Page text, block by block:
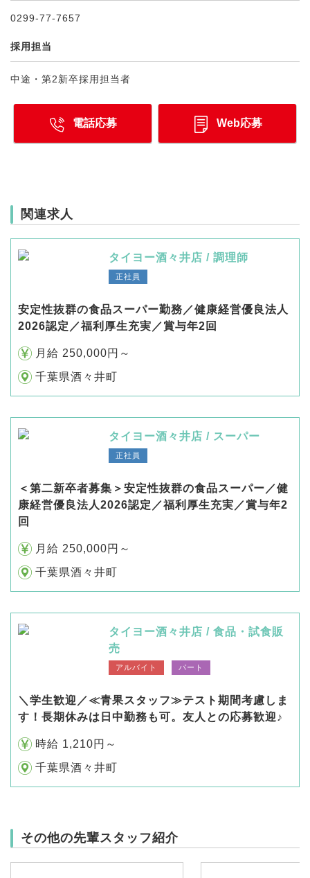
0299-77-7657
採用担当
中途・第2新卒採用担当者
電話応募 Web応募
関連求人
タイヨー酒々井店 / 調理師
正社員
安定性抜群の食品スーパー勤務／健康経営優良法人
2026認定／福利厚生充実／賞与年2回
月給 250,000円～
千葉県酒々井町
タイヨー酒々井店 / スーパー
正社員
＜第二新卒者募集＞安定性抜群の食品スーパー／健
康経営優良法人2026認定／福利厚生充実／賞与年2
回
月給 250,000円～
千葉県酒々井町
タイヨー酒々井店 / 食品・試食販
売
アルバイト パート
＼学生歓迎／≪青果スタッフ≫テスト期間考慮しま
す！長期休みは日中勤務も可。友人との応募歓迎♪
時給 1,210円～
千葉県酒々井町
その他の先輩スタッフ紹介